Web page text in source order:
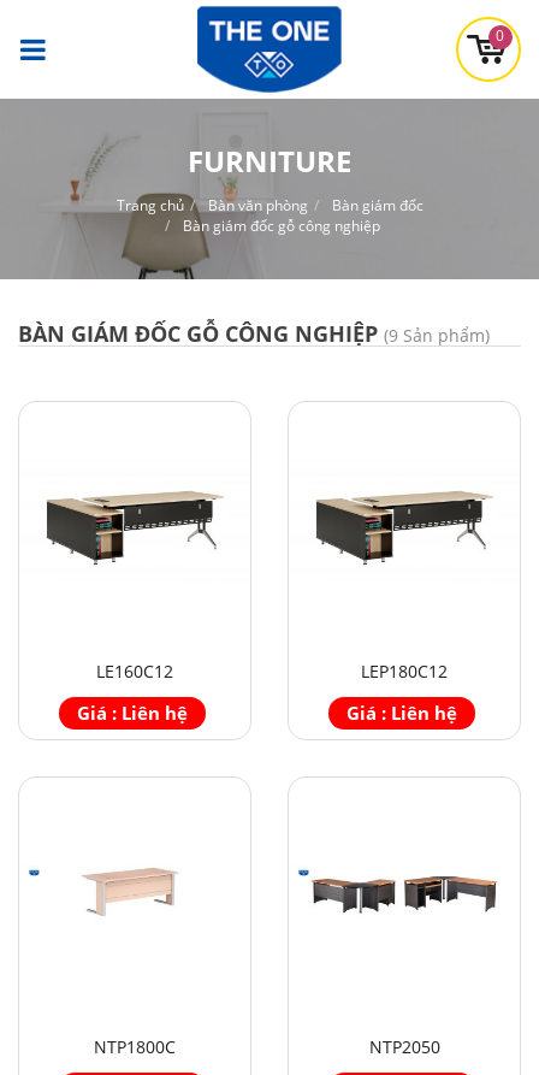
0
FURNITURE
Trang chủ Bàn văn phòng
Bàn giám đốc
Bàn giám đốc gỗ công nghiệp
BÀN GIÁM ĐỐC GỖ CÔNG NGHIỆP (9 Sản phẩm)
LE160C12
Giá : Liên hệ
LEP180C12
Giá : Liên hệ
NTP1800C NTP2050